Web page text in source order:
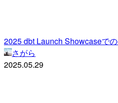
2025 dbt Launch Showcaseで
さがら
2025.05.29